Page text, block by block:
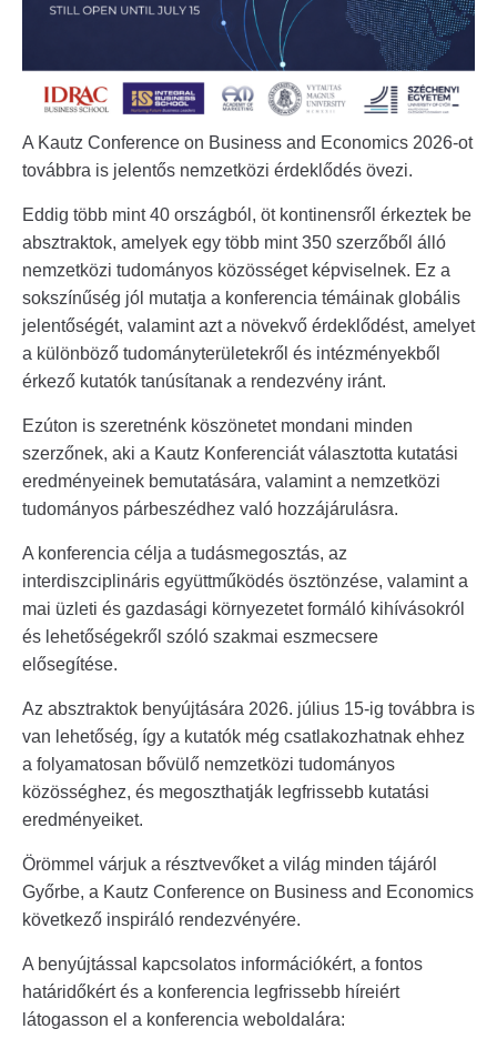
A Kautz Conference on Business and Economics 2026-ot
továbbra is jelentős nemzetközi érdeklődés övezi.
Eddig több mint 40 országból, öt kontinensről érkeztek be
absztraktok, amelyek egy több mint 350 szerzőből álló
nemzetközi tudományos közösséget képviselnek. Ez a
sokszínűség jól mutatja a konferencia témáinak globális
jelentőségét, valamint azt a növekvő érdeklődést, amelyet
a különböző tudományterületekről és intézményekből
érkező kutatók tanúsítanak a rendezvény iránt.
Ezúton is szeretnénk köszönetet mondani minden
szerzőnek, aki a Kautz Konferenciát választotta kutatási
eredményeinek bemutatására, valamint a nemzetközi
tudományos párbeszédhez való hozzájárulásra.
A konferencia célja a tudásmegosztás, az
interdiszciplináris együttműködés ösztönzése, valamint a
mai üzleti és gazdasági környezetet formáló kihívásokról
és lehetőségekről szóló szakmai eszmecsere
elősegítése.
Az absztraktok benyújtására 2026. július 15-ig továbbra is
van lehetőség, így a kutatók még csatlakozhatnak ehhez
a folyamatosan bővülő nemzetközi tudományos
közösséghez, és megoszthatják legfrissebb kutatási
eredményeiket.
Örömmel várjuk a résztvevőket a világ minden tájáról
Győrbe, a Kautz Conference on Business and Economics
következő inspiráló rendezvényére.
A benyújtással kapcsolatos információkért, a fontos
határidőkért és a konferencia legfrissebb híreiért
látogasson el a konferencia weboldalára: